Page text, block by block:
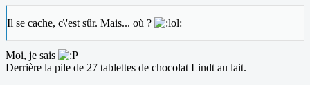
Il se cache, c\'est sûr. Mais... où ?
Moi, je sais
Derrière la pile de 27 tablettes de chocolat Lindt au lait.